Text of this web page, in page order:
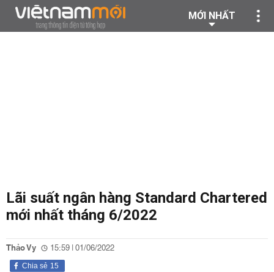
MỚI NHẤT
Lãi suất ngân hàng Standard Chartered
mới nhất tháng 6/2022
Thảo Vy 15:59 | 01/06/2022
15
Chia sẻ